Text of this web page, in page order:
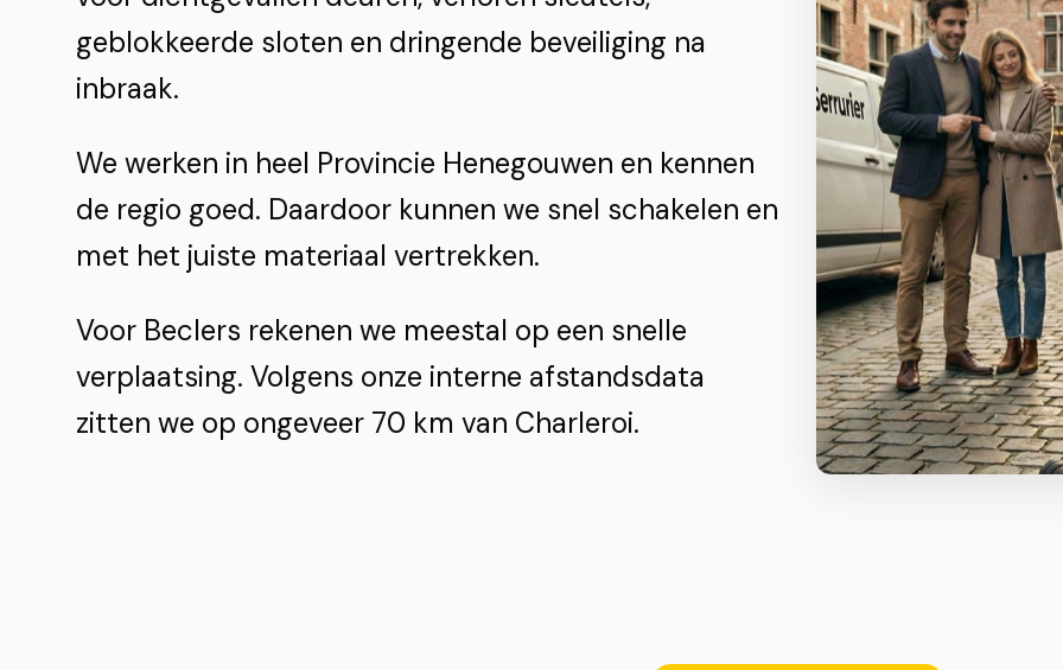
geblokkeerde sloten en dringende beveiliging na
inbraak.
We werken in heel Provincie Henegouwen en kennen
de regio goed. Daardoor kunnen we snel schakelen en
met het juiste materiaal vertrekken.
Voor Beclers rekenen we meestal op een snelle
verplaatsing. Volgens onze interne afstandsdata
zitten we op ongeveer 70 km van Charleroi.